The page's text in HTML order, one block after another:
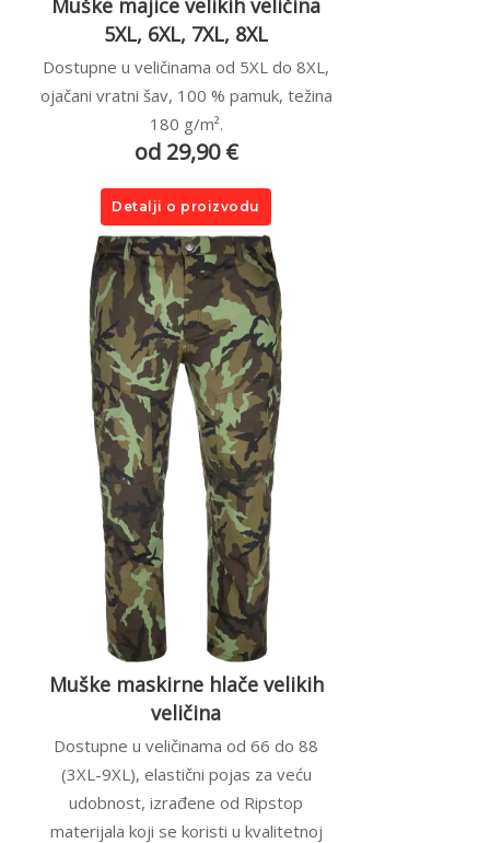
Muške majice velikih veličina
5XL, 6XL, 7XL, 8XL
Dostupne u veličinama od 5XL do 8XL,
ojačani vratni šav, 100 % pamuk, težina
180 g/m².
od 29,90 €
Detalji o proizvodu
Muške maskirne hlače velikih
veličina
Dostupne u veličinama od 66 do 88
(3XL-9XL), elastični pojas za veću
udobnost, izrađene od Ripstop
materijala koji se koristi u kvalitetnoj